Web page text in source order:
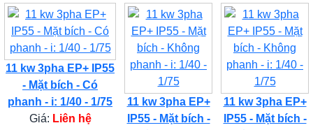
11 kw 3pha EP+ IP55
- Mặt bích - Có
phanh - i: 1/40 - 1/75
Giá: Liên hệ
11 kw 3pha EP+
IP55 - Mặt bích -
11 kw 3pha EP+
IP55 - Mặt bích -